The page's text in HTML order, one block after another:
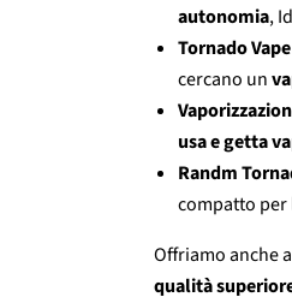
autonomia,
Tornado
cercano un
usa e getta
Randm
compatto
Offriamo anche
qualità